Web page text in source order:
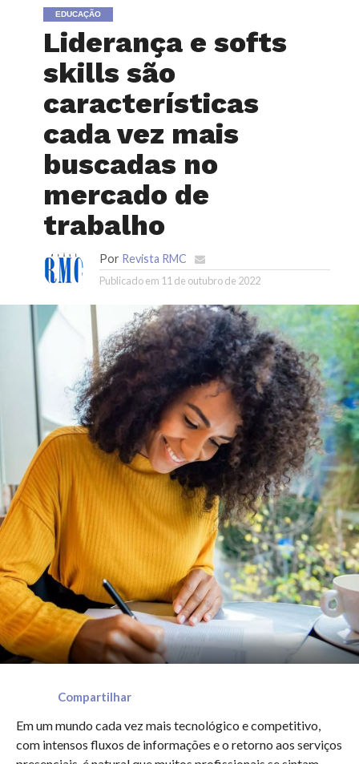
EDUCAÇÃO
Liderança e softs
skills são
características
cada vez mais
buscadas no
mercado de
trabalho
Por Revista RMC
Publicado em 11 de outubro de 2022
Compartilhar
Em um mundo cada vez mais tecnológico e competitivo,
com intensos fluxos de informações e o retorno aos serviços